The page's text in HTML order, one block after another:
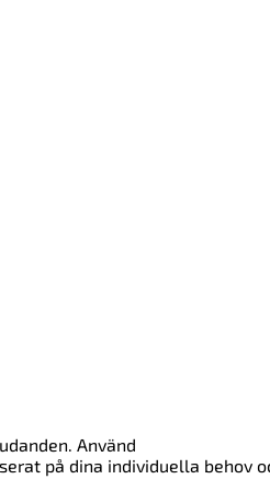
Använd
på dina individuella behov